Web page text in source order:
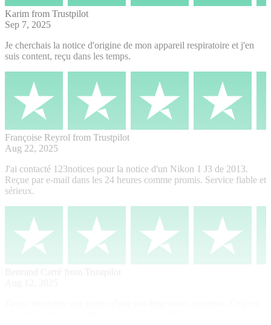
Karim from Trustpilot
Sep 7, 2025
Je cherchais la notice d'origine de mon appareil respiratoire et j'en
suis content, reçu dans les temps.
Françoise Reyrol from Trustpilot
Aug 22, 2025
J'ai contacté 123notices pour la notice d'un Nikon 1 J3 de 2013.
Reçue par e-mail dans les 24 heures comme promis. Service fiable et
sérieux.